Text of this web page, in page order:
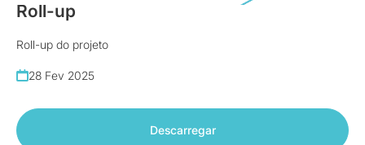
Roll-up
Roll-up do projeto
28 Fev 2025
Descarregar